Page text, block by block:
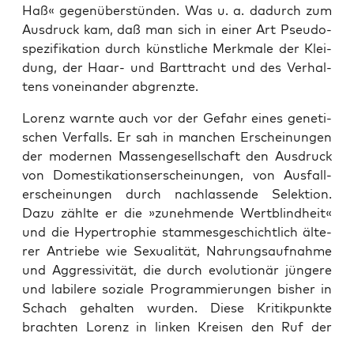
Haß« gegen­über­stün­den. Was u. a. dadurch zum
Aus­druck kam, daß man sich in einer Art Pseu­do­
spe­zi­fi­ka­ti­on durch künst­li­che Merk­ma­le der Klei­
dung, der Haar- und Bart­tracht und des Ver­hal­
tens von­ein­an­der abgrenzte.
Lorenz warn­te auch vor der Gefahr eines gene­ti­
schen Ver­falls. Er sah in man­chen Erschei­nun­gen
der moder­nen Mas­sen­ge­sell­schaft den Aus­druck
von Domes­ti­ka­ti­ons­er­schei­nun­gen, von Aus­fall­
erschei­nun­gen durch nach­las­sen­de Selek­ti­on.
Dazu zähl­te er die »zuneh­men­de Wert­blind­heit«
und die Hyper­tro­phie stam­mes­ge­schicht­lich älte­
rer Antrie­be wie Sexua­li­tät, Nah­rungs­auf­nah­me
und Aggres­si­vi­tät, die durch evo­lu­tio­när jün­ge­re
und labi­le­re sozia­le Pro­gram­mie­run­gen bis­her in
Schach gehal­ten wur­den. Die­se Kri­tik­punk­te
brach­ten Lorenz in lin­ken Krei­sen den Ruf der